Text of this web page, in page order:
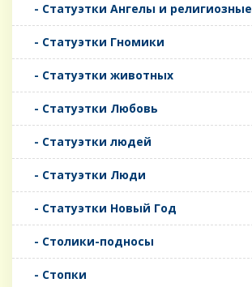
- Статуэтки Ангелы и религиозные
- Статуэтки Гномики
- Статуэтки животных
- Статуэтки Любовь
- Статуэтки людей
- Статуэтки Люди
- Статуэтки Новый Год
- Столики-подносы
- Стопки